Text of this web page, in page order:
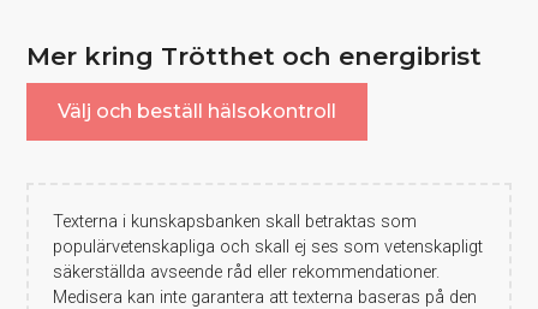
Mer kring Trötthet och energibrist
Välj och beställ hälsokontroll
Texterna i kunskapsbanken skall betraktas som
populärvetenskapliga och skall ej ses som vetenskapligt
säkerställda avseende råd eller rekommendationer.
Medisera kan inte garantera att texterna baseras på den